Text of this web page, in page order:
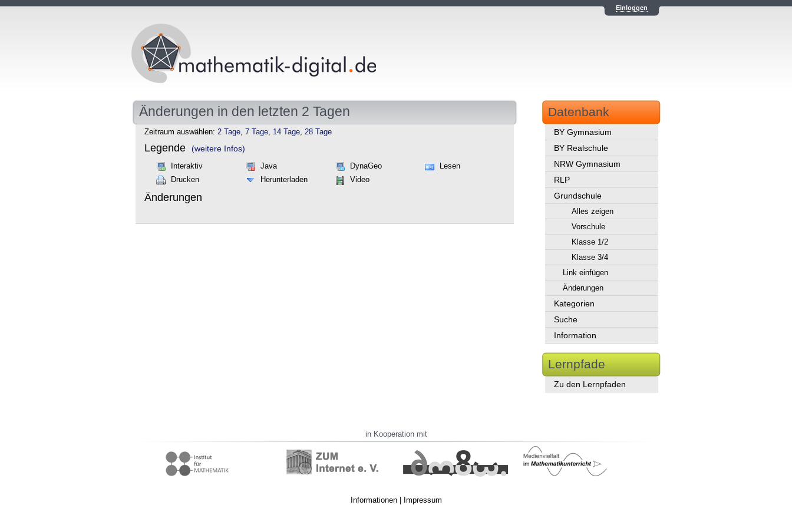
Einloggen
Änderungen in den letzten 2 Tagen
Zeitraum auswählen: 2 Tage, 7 Tage, 14 Tage, 28 Tage
Legende (weitere Infos)
Interaktiv Java DynaGeo
Lesen
Drucken
Herunterladen Video
Änderungen
Datenbank
BY Gymnasium
BY Realschule
NRW Gymnasium
RLP
Grundschule
Alles zeigen
Vorschule
Klasse 1/2
Klasse 3/4
Link einfügen
Änderungen
Kategorien
Suche
Information
Lernpfade
Zu den Lernpfaden
in Kooperation mit
Informationen| Impressum